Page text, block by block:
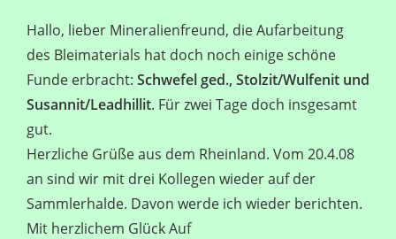
Hallo, lieber Mineralienfreund, die Aufarbeitung
des Bleimaterials hat doch noch einige schöne
Funde erbracht: Schwefel ged., Stolzit/Wulfenit und
Susannit/Leadhillit. Für zwei Tage doch insgesamt
gut.
Herzliche Grüße aus dem Rheinland. Vom 20.4.08
an sind wir mit drei Kollegen wieder auf der
Sammlerhalde. Davon werde ich wieder berichten.
Mit herzlichem Glück Auf